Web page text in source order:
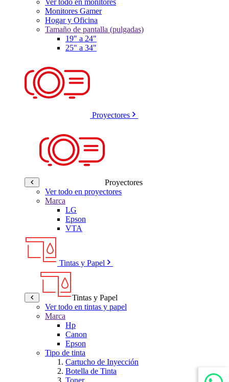
Monitores Gamer
Hogar y Oficina
Tamaño de pantalla (pulgadas)
19" a 24"
25" a 34"
Proyectores
Proyectores
Ver todo en proyectores
Marca
LG
Epson
VTA
Tintas y Papel
Tintas y Papel
Ver todo en tintas y papel
Marca
Hp
Canon
Epson
Tipo de tinta
Cartucho de Inyección
Botella de Tinta
Toner